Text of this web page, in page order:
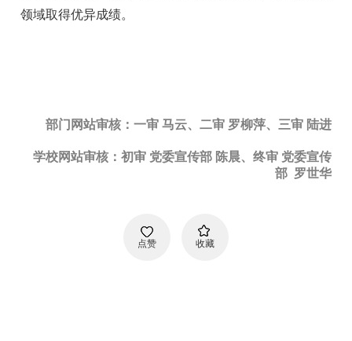
领域取得优异成绩。
部门网站审核：一审 马云、二审 罗柳萍、三审 陆进
学校网站审核：初审 党委宣传部 陈晨、终审 党委宣传
部 罗世华
点赞 收藏